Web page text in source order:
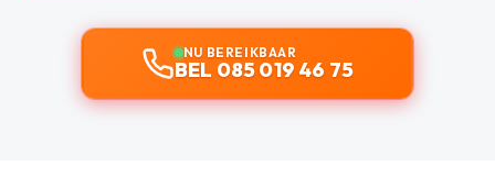
NU BEREIKBAAR
BEL 085 019 46 75